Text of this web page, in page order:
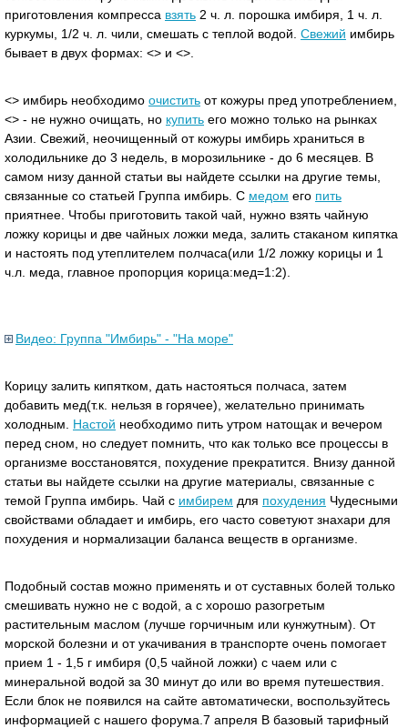
приготовления компресса взять 2 ч. л. порошка имбиря, 1 ч. л.
куркумы, 1/2 ч. л. чили, смешать с теплой водой. Свежий имбирь
бывает в двух формах: <> и <>.
<> имбирь необходимо очистить от кожуры пред употреблением,
<> - не нужно очищать, но купить его можно только на рынках
Азии. Свежий, неочищенный от кожуры имбирь храниться в
холодильнике до 3 недель, в морозильнике - до 6 месяцев. В
самом низу данной статьи вы найдете ссылки на другие темы,
связанные со статьей Группа имбирь. С медом его пить
приятнее. Чтобы приготовить такой чай, нужно взять чайную
ложку корицы и две чайных ложки меда, залить стаканом кипятка
и настоять под утеплителем полчаса(или 1/2 ложку корицы и 1
ч.л. меда, главное пропорция корица:мед=1:2).
Видео: Группа "Имбирь" - "На море"
Корицу залить кипятком, дать настояться полчаса, затем
добавить мед(т.к. нельзя в горячее), желательно принимать
холодным. Настой необходимо пить утром натощак и вечером
перед сном, но следует помнить, что как только все процессы в
организме восстановятся, похудение прекратится. Внизу данной
статьи вы найдете ссылки на другие материалы, связанные с
темой Группа имбирь. Чай с имбирем для похудения Чудесными
свойствами обладает и имбирь, его часто советуют знахари для
похудения и нормализации баланса веществ в организме.
Подобный состав можно применять и от суставных болей только
смешивать нужно не с водой, а с хорошо разогретым
растительным маслом (лучше горчичным или кунжутным). От
морской болезни и от укачивания в транспорте очень помогает
прием 1 - 1,5 г имбиря (0,5 чайной ложки) с чаем или с
минеральной водой за 30 минут до или во время путешествия.
Если блок не появился на сайте автоматически, воспользуйтесь
информацией с нашего форума.7 апреля В базовый тарифный